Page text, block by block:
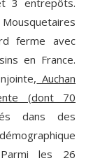
3 entrepôts.
ferme avec
en France.
Auchan
(dont 70
dans des
Parmi les 26